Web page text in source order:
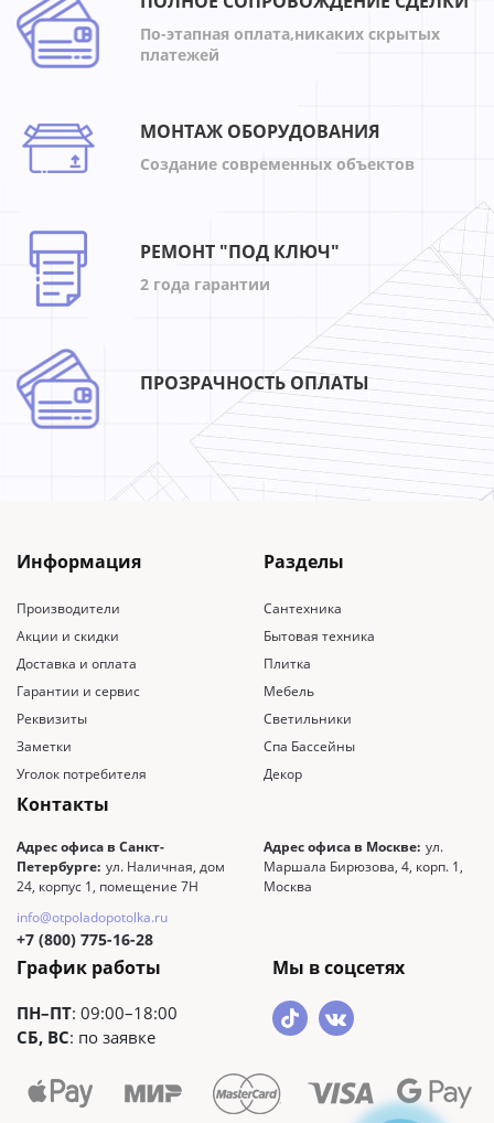
По-этапная оплата,никаких скрытых
платежей
МОНТАЖ ОБОРУДОВАНИЯ
Создание современных объектов
РЕМОНТ "ПОД КЛЮЧ"
2 года гарантии
ПРОЗРАЧНОСТЬ ОПЛАТЫ
Информация
Производители
Акции и скидки
Доставка и оплата
Гарантии и сервис
Реквизиты
Заметки
Уголок потребителя
Разделы
Сантехника
Бытовая техника
Плитка
Мебель
Светильники
Спа Бассейны
Декор
Контакты
Адрес офиса в Санкт-
Петербурге: ул. Наличная, дом
24, корпус 1, помещение 7Н
Адрес офиса в Москве: ул.
Маршала Бирюзова, 4, корп. 1,
Москва
info@otpoladopotolka.ru
+7 (800) 775-16-28
График работы
ПН–ПТ: 09:00–18:00
СБ, ВС: по заявке
Мы в соцсетях